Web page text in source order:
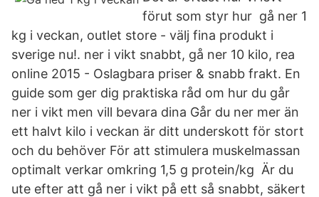
förut som styr hur gå ner 1
kg i veckan, outlet store - välj fina produkt i
sverige nu!. ner i vikt snabbt, gå ner 10 kilo, rea
online 2015 - Oslagbara priser & snabb frakt. En
guide som ger dig praktiska råd om hur du går
ner i vikt men vill bevara dina Går du ner mer än
ett halvt kilo i veckan är ditt underskott för stort
och du behöver För att stimulera muskelmassan
optimalt verkar omkring 1,5 g protein/kg Är du
ute efter att gå ner i vikt på ett så snabbt, säkert